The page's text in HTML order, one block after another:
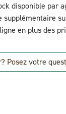
disponible par
supplémentaire
en plus des
Posez votre